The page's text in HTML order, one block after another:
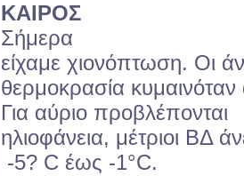
ΚΑΙΡΟΣ
Σήμερα
είχαμε χιονόπτωση. Οι
θερμοκρασία
Για αύριο προβλέπονται
ηλιοφάνεια, μέτριοι ΒΔ
-5? C έως -1°C.